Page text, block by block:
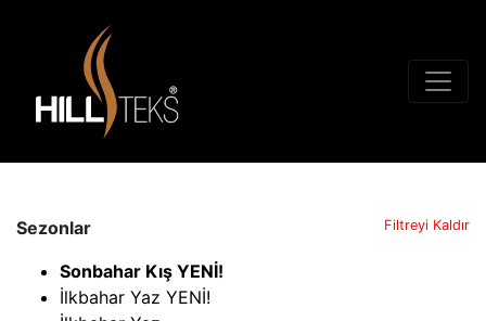
Sezonlar Filtreyi Kaldır
Sonbahar Kış YENİ!
İlkbahar Yaz YENİ!